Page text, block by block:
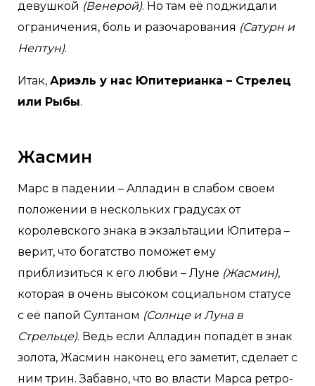
девушкой (Венерой). Но там её поджидали
ограничения, боль и разочарования (Сатурн и
Нептун).
Итак, Ариэль у нас Юпитерианка – Стрелец
или Рыбы.
Жасмин
Марс в падении – Алладин в слабом своем
положении в нескольких градусах от
королевского знака в экзальтации Юпитера –
верит, что богатство поможет ему
приблизиться к его любви – Луне (Жасмин),
которая в очень высоком социальном статусе
с её папой Султаном (Солнце и Луна в
Стрельце). Ведь если Алладин попадёт в знак
золота, Жасмин наконец его заметит, сделает с
ним трин. Забавно, что во власти Марса ретро-